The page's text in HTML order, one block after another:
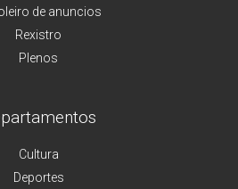
de anuncios
Rexistro
Plenos
Cultura
Deportes